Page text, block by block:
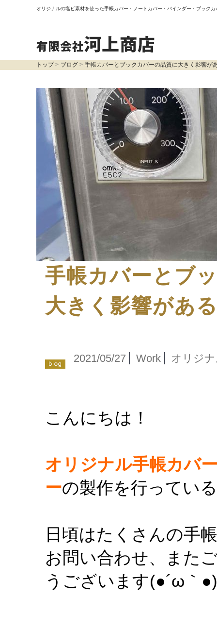
オリジナルの塩ビ素材を使った手帳カバー・ノートカバー・バインダー・ブック
トップ ブログ 手帳カバーとブックカバーの品質に大きく影響が
手帳カバーとブ
大きく影響があ
2021/05/27 Work オリジ
こんにちは！
オリジナル手帳カバ
ーの製作を行っている
日頃はたくさんの手
お問い合わせ、また
うございます(●´ω｀●)